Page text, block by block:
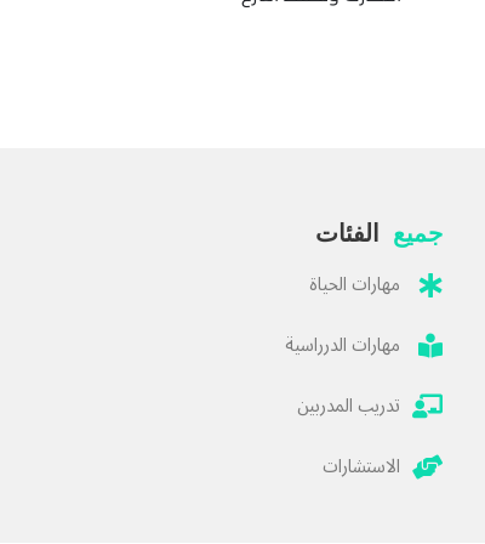
واكسر كل تأجيل
وتحفظ أسرع
في 7 خطوات
جميع الفئات
مهارات الحياة
مهارات الدرراسية
تدريب المدربين
الاستشارات